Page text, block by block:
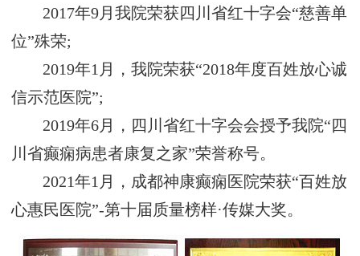
2017年9月我院荣获四川省红十字会“慈善单
位”殊荣;
2019年1月，我院荣获“2018年度百姓放心诚
信示范医院”;
2019年6月，四川省红十字会会授予我院“四
川省癫痫病患者康复之家”荣誉称号。
2021年1月，成都神康癫痫医院荣获“百姓放
心惠民医院”-第十届质量榜样·传媒大奖。